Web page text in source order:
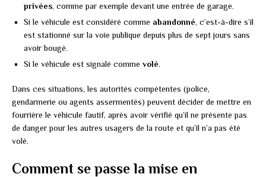
privées, comme par exemple devant une entrée de garage.
Si le véhicule est considéré comme abandonné, c’est-à-dire s’il
est stationné sur la voie publique depuis plus de sept jours sans
avoir bougé.
Si le véhicule est signalé comme volé.
Dans ces situations, les autorités compétentes (police,
gendarmerie ou agents assermentés) peuvent décider de mettre en
fourrière le véhicule fautif, après avoir vérifié qu’il ne présente pas
de danger pour les autres usagers de la route et qu’il n’a pas été
volé.
Comment se passe la mise en